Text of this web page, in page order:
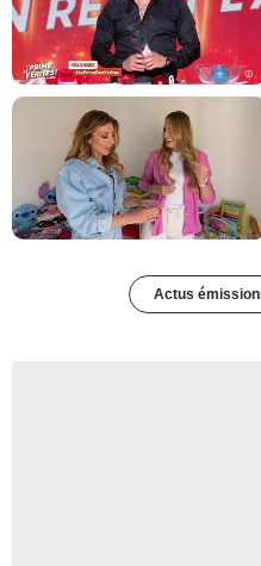
Actus